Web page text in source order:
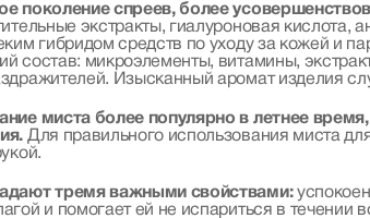
поколение спреев, более
экстракты, гиалуроновая кислота,
гибридом средств по уходу за кожей и
состав: микроэлементы, витамины,
Изысканный аромат изделия
миста более популярно в летнее
Для правильного использования миста
тремя важными свойствами:
и помогает ей не испариться в течении